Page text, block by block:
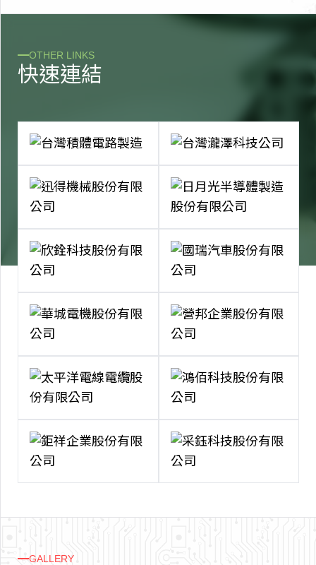
OTHER LINKS
快速連結
GALLERY